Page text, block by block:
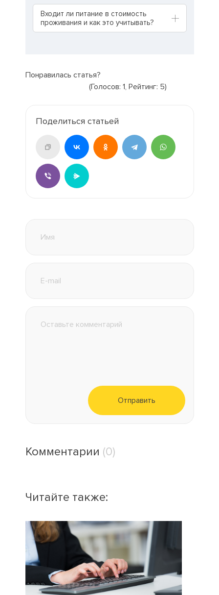
Входит ли питание в стоимость
проживания и как это учитывать?
Понравилась статья?
(Голосов: 1, Рейтинг: 5)
Поделиться статьей
Отправить
Комментарии (0)
Читайте также: